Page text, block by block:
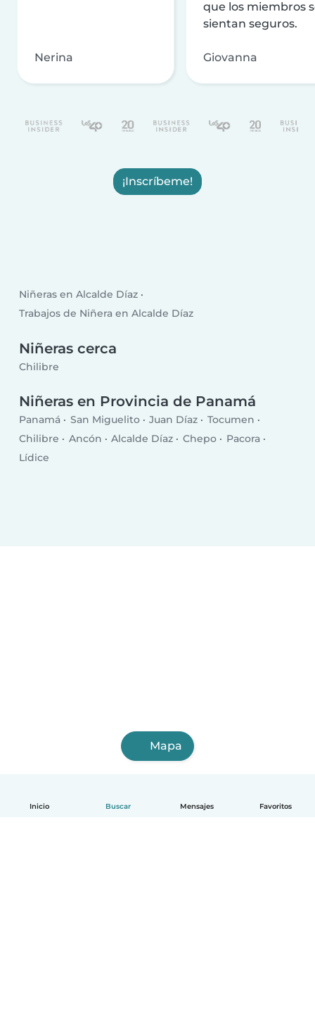
Inicio Buscar Mensajes Favoritos
Nerina
que los miembros
sientan seguros.
Giovanna
¡Inscríbeme!
Niñeras en Alcalde Díaz
Trabajos de Niñera en Alcalde Díaz
Niñeras cerca
Chilibre
Niñeras en Provincia de Panamá
Panamá San Miguelito Juan Díaz
Tocumen
Chilibre
Ancón Alcalde Díaz Chepo
Pacora
Lídice
Mapa